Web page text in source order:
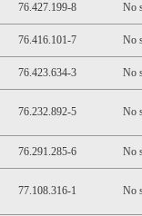
76.427.199-8 No
76.416.101-7 No
76.423.634-3 No
76.232.892-5 No
76.291.285-6 No
77.108.316-1 No